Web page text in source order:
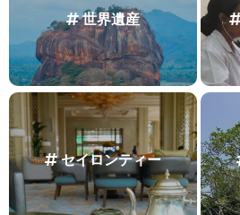
世界遺産
セイロンティー